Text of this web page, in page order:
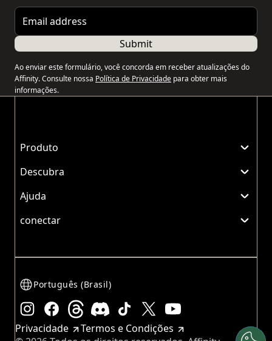
Email address
Submit
Ao enviar este formulário, você concorda em receber atualizações do
Affinity. Consulte nossa Política de Privacidade para obter mais
informações.
Produto
Descubra
Ajuda
conectar
Português (Brasil)
Instagram Facebook Threads Discord TikTok
Privacidade
Termos e Condições